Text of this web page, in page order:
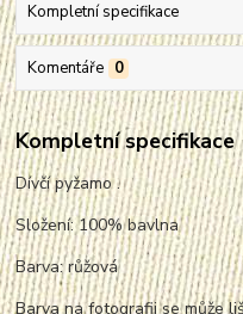
Kompletní specifikace
Komentáře 0
Kompletní specifikace
Dívčí pyžamo .
Složení: 100% bavlna
Barva: růžová
Barva na fotografii se může